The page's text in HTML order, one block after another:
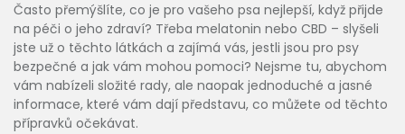
Často přemýšlíte, co je pro vašeho psa nejlepší, když přijde
na péči o jeho zdraví? Třeba melatonin nebo CBD – slyšeli
jste už o těchto látkách a zajímá vás, jestli jsou pro psy
bezpečné a jak vám mohou pomoci? Nejsme tu, abychom
vám nabízeli složité rady, ale naopak jednoduché a jasné
informace, které vám dají představu, co můžete od těchto
přípravků očekávat.